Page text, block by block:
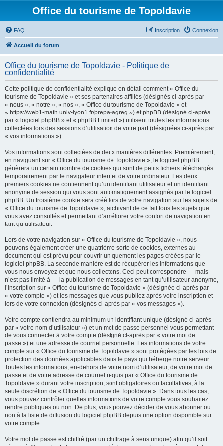
Office du tourisme de Topoldavie
FAQ Connexion
Inscription
Accueil du forum
Office du tourisme de Topoldavie - Politique de
confidentialité
Cette politique de confidentialité explique en détail comment « Office du
tourisme de Topoldavie » et ses partenaires affiliés (désignés ci-après par
« nous », « notre », « nos », « Office du tourisme de Topoldavie » et
« https://web1-math.univ-lyon1.fr/prepa-agreg ») et phpBB (désigné ci-après
par « logiciel phpBB » et « phpBB Limited ») utilisent toutes les informations
collectées lors des sessions d’utilisation de votre part (désignées ci-après par
« vos informations »).
Vos informations sont collectées de deux manières différentes. Premièrement,
en naviguant sur « Office du tourisme de Topoldavie », le logiciel phpBB
génèrera un certain nombre de cookies qui sont de petits fichiers téléchargés
temporairement par le navigateur internet de votre ordinateur. Les deux
premiers cookies ne contiennent qu’un identifiant utilisateur et un identifiant
anonyme de session qui vous sont automatiquement assignés par le logiciel
phpBB. Un troisième cookie sera créé lors de votre navigation sur les sujets de
« Office du tourisme de Topoldavie », archivant de ce fait tous les sujets que
vous avez consultés et permettant d’améliorer votre confort de navigation en
tant qu’utilisateur.
Lors de votre navigation sur « Office du tourisme de Topoldavie », nous
pouvons également créer une quatrième sorte de cookies, externes au
document qui est prévu pour couvrir uniquement les pages créées par le
logiciel phpBB. La seconde manière est de récupérer les informations que
vous nous envoyez et que nous collectons. Ceci peut correspondre — mais
n’est pas limité à — la publication de messages en tant qu’utilisateur anonyme,
l’inscription sur « Office du tourisme de Topoldavie » (désignée ci-après par
« votre compte ») et les messages que vous publiez après votre inscription et
lors de votre connexion (désignés ci-après par « vos messages »).
Votre compte contiendra au minimum un identifiant unique (désigné ci-après
par « votre nom d’utilisateur ») et un mot de passe personnel vous permettant
de vous connecter à votre compte (désigné ci-après par « votre mot de
passe ») et une adresse de courriel personnelle. Les informations de votre
compte sur « Office du tourisme de Topoldavie » sont protégées par les lois de
protection des données applicables dans le pays qui héberge notre serveur.
Toutes les informations, en-dehors de votre nom d’utilisateur, de votre mot de
passe et de votre adresse de courriel requis par « Office du tourisme de
Topoldavie » durant votre inscription, sont obligatoires ou facultatives, à la
seule discrétion de « Office du tourisme de Topoldavie ». Dans tous les cas,
vous pouvez contrôler quelles informations de votre compte vous souhaitez
rendre publiques ou non. De plus, vous pouvez décider de vous abonner ou
non à la liste de diffusion du logiciel phpBB depuis une option disponible sur
votre compte.
Votre mot de passe est chiffré (par un chiffrage à sens unique) afin qu’il soit